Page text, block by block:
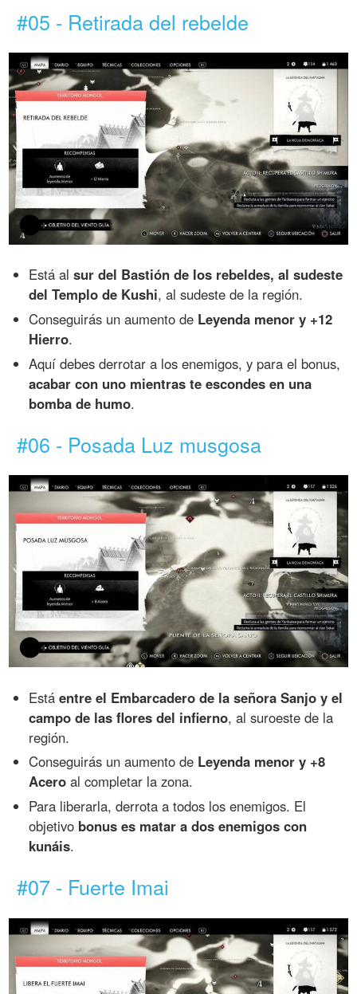
#05 - Retirada del rebelde
Está alsur del Bastión de los rebeldes, al sudeste
del Templo de Kushi, al sudeste de la región.
Conseguirás un aumento de Leyenda menor y +12
Hierro.
Aquí debes derrotar a los enemigos, y para el bonus,
acabar con uno mientras te escondes en una
bomba de humo.
#06 - Posada Luz musgosa
Estáentre el Embarcadero de la señora Sanjo y el
campo de las flores del infierno, al suroeste de la
región.
Conseguirás un aumento de Leyenda menor y +8
Acero al completar la zona.
Para liberarla, derrota a todos los enemigos. El
objetivo bonus es matar a dos enemigos con
kunáis.
#07 - Fuerte Imai